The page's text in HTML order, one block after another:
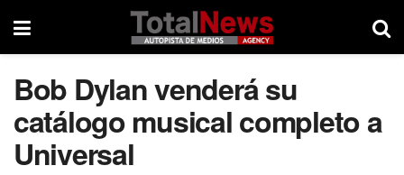
Bob Dylan venderá su
catálogo musical completo a
Universal